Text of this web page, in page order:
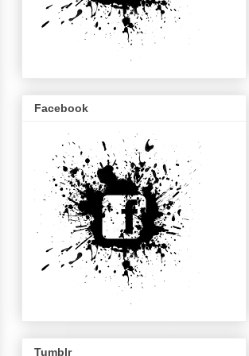
Facebook
Tumblr